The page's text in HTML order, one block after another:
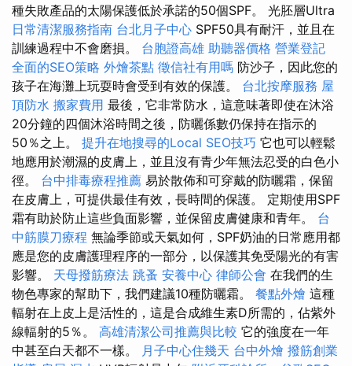
種失敗產品的太陽保護低於承諾的50個SPF。 光胚層Ultra
日常清潔服務指南 台北月子中心 SPF50具有耐汗，並且在
訓練過程中不會磨損。 台胞證高雄 助聽器價格 營業登記
全面的SEO策略 外燴茶點 徵信社有用嗎 防沙子，因此您的
孩子在海灘上玩耍時會受到有效的保護。 台北按摩服務 屋
頂防水 搬家費用 最後，它非常防水，這意味著即使在沐浴
20分鐘的四個沐浴時間之後，防曬係數仍保持在指示的
50％之上。 提升在地搜尋的Local SEO技巧 它也可以輕鬆
地應用於潮濕的皮膚上，並且沒有青少年無法忍受的白色小
徑。 台中排毒療程推薦 易於散佈和可穿戴的防曬霜，保留
在皮膚上，可提供最佳有效，長時間的保護。 定期使用SPF
霜有助於防止這些負面影響，並保留皮膚健康和青年。 台
中筋膜刀療程 無論季節或天氣如何，SPF奶油的日常應用都
應是您的皮膚護理程序的一部分，以保護其免受陽光的有害
影響。 天母撥筋療法 跳蚤 安養中心 律師公會 在我們的生
物色專家的幫助下，我們建議10種防曬霜。 餐點外燴 這種
輻射在上皮上是活性的，這是合成維生素D所需的，佔紫外
線輻射的5％。 高雄清潔公司推薦與比較 它的強度在一年
中甚至白天都不一樣。
月子中心住幾天 台中外燴 撥筋創業